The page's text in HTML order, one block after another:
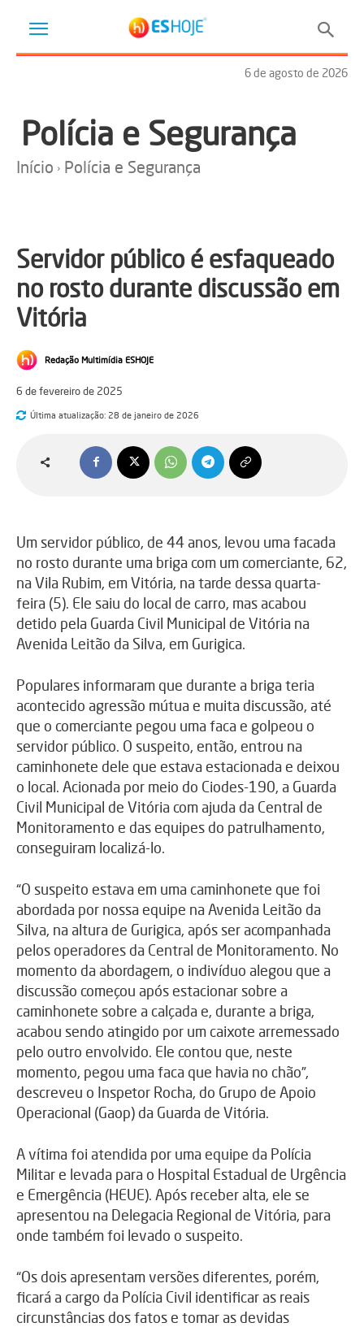
6 de agosto de 2026
Polícia e Segurança
Início Polícia e Segurança
Servidor público é esfaqueado
no rosto durante discussão em
Vitória
Redação Multimídia ESHOJE
6 de fevereiro de 2025
Última atualização: 28 de janeiro de 2026
Um servidor público, de 44 anos, levou uma facada
no rosto durante uma briga com um comerciante, 62,
na Vila Rubim, em Vitória, na tarde dessa quarta-
feira (5). Ele saiu do local de carro, mas acabou
detido pela Guarda Civil Municipal de Vitória na
Avenida Leitão da Silva, em Gurigica.
Populares informaram que durante a briga teria
acontecido agressão mútua e muita discussão, até
que o comerciante pegou uma faca e golpeou o
servidor público. O suspeito, então, entrou na
caminhonete dele que estava estacionada e deixou
o local. Acionada por meio do Ciodes-190, a Guarda
Civil Municipal de Vitória com ajuda da Central de
Monitoramento e das equipes do patrulhamento,
conseguiram localizá-lo.
“O suspeito estava em uma caminhonete que foi
abordada por nossa equipe na Avenida Leitão da
Silva, na altura de Gurigica, após ser acompanhada
pelos operadores da Central de Monitoramento. No
momento da abordagem, o indivíduo alegou que a
discussão começou após estacionar sobre a
caminhonete sobre a calçada e, durante a briga,
acabou sendo atingido por um caixote arremessado
pelo outro envolvido. Ele contou que, neste
momento, pegou uma faca que havia no chão”,
descreveu o Inspetor Rocha, do Grupo de Apoio
Operacional (Gaop) da Guarda de Vitória.
A vítima foi atendida por uma equipe da Polícia
Militar e levada para o Hospital Estadual de Urgência
e Emergência (HEUE). Após receber alta, ele se
apresentou na Delegacia Regional de Vitória, para
onde também foi levado o suspeito.
“Os dois apresentam versões diferentes, porém,
ficará a cargo da Polícia Civil identificar as reais
circunstâncias dos fatos e tomar as devidas